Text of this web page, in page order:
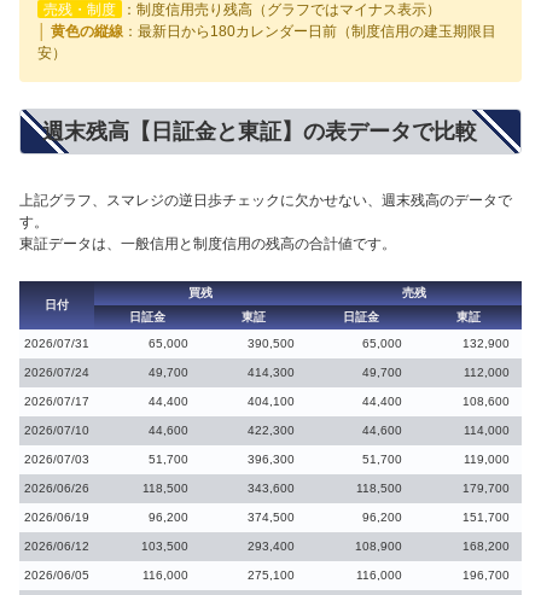
売残・制度
：制度信用売り残高（グラフではマイナス表示）
│ 黄色の縦線 ：最新日から180カレンダー日前（制度信用の建玉期限目
安）
週末残高【日証金と東証】の表データで比較
上記グラフ、スマレジの逆日歩チェックに欠かせない、週末残高のデータで
す。
東証データは、一般信用と制度信用の残高の合計値です。
日付
買残
売残
日証金
東証 日証金
東証
2026/07/31
65,000 390,500 65,000 132,900
2026/07/24 49,700 414,300 49,700 112,000
2026/07/17 44,400 404,100 44,400 108,600
2026/07/10 44,600 422,300 44,600 114,000
2026/07/03 51,700 396,300 51,700 119,000
2026/06/26 118,500 343,600 118,500 179,700
2026/06/19 96,200 374,500 96,200 151,700
2026/06/12 103,500 293,400 108,900 168,200
2026/06/05 116,000 275,100 116,000 196,700